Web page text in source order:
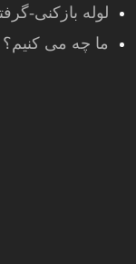
لوله بازکنی-
ما چه می کنیم؟